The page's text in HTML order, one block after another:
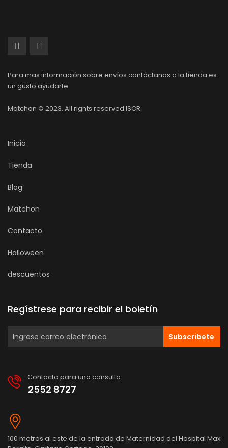
Para mas información sobre envíos contáctanos a la tienda es
un gusto ayudarte
Matchon © 2023. All rights reserved ISCR.
Inicio
Tienda
Blog
Matchon
Contacto
Halloween
descuentos
Regístrese para recibir el boletín
Subscribete
Contacto para una consulta
2552 8727
100 metros al este de la entrada de Maternidad del Hospital Max